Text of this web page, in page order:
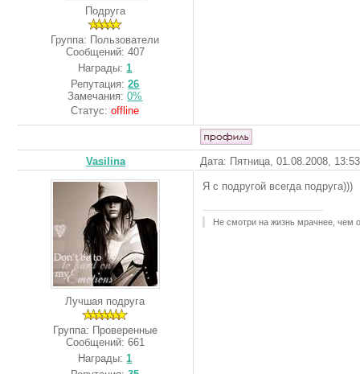
Подруга
Группа: Пользователи
Сообщений: 407
Награды: 1
Репутация:26
Замечания:0%
Статус:offline
Vasilina Дата: Пятница, 01.08.2008,
Лучшая подруга
Группа: Проверенные
Сообщений: 661
Награды: 1
Я с подругой всегда подруга)))
Не смотри на жизнь мрачнее, чем